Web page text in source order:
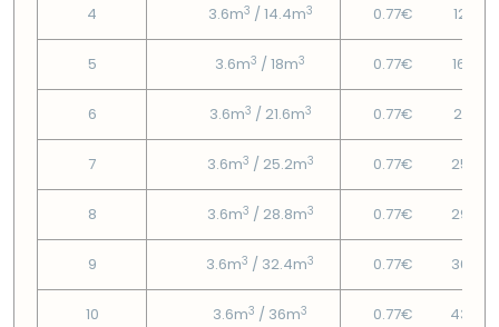
4 3.6m3 / 14.4m3 0.77€ 12.37€
5 3.6m3 / 18m3 0.77€
6 3.6m3 / 21.6m3 0.77€ 20.91€
7 3.6m3 / 25.2m3 0.77€
8 3.6m3 / 28.8m3 0.77€
9 3.6m3 / 32.4m3 0.77€
10 3.6m3 / 36m3 0.77€